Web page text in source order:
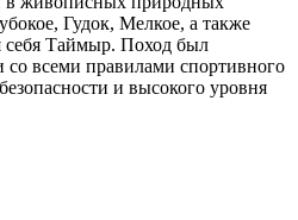
Гудок, Мелкое, а также
себя Таймыр. Поход был
со всеми правилами спортивного
и высокого уровня